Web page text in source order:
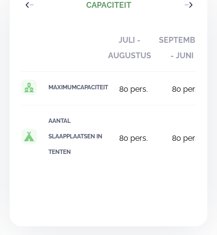
CAPACITEIT
JULI -
AUGUSTUS
SEPTEMBER
- JUNI
MAXIMUMCAPACITEIT 80 pers. 80 pers.
AANTAL
SLAAPPLAATSEN IN
TENTEN
80 pers. 80 pers.